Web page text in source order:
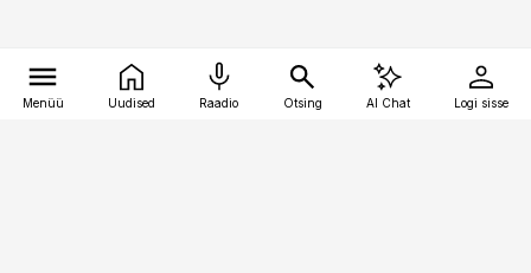
Menüü Uudised Raadio Otsing AI Chat Logi sisse